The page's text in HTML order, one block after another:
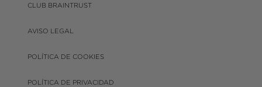
CLUB BRAINTRUST
AVISO LEGAL
POLÍTICA DE COOKIES
POLÍTICA DE PRIVACIDAD